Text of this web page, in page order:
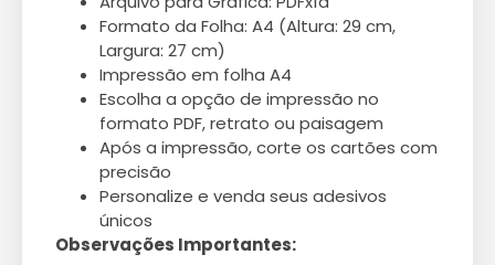
Formato da Folha: A4 (Altura: 29 cm,
Largura: 27 cm)
Impressão em folha A4
Escolha a opção de impressão no
formato PDF, retrato ou paisagem
Após a impressão, corte os cartões com
precisão
Personalize e venda seus adesivos
únicos
Observações Importantes: